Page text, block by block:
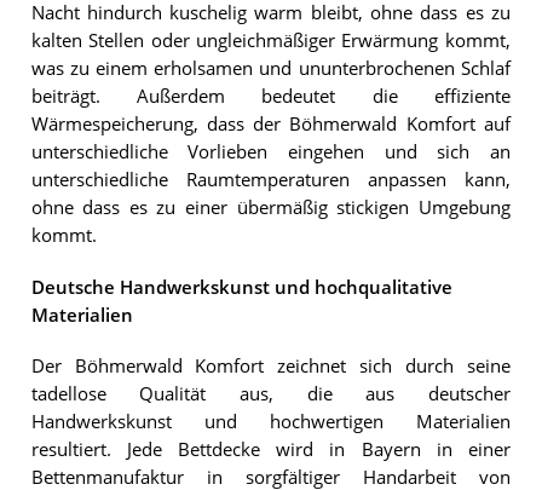
Nacht hindurch kuschelig warm bleibt, ohne dass es zu
kalten Stellen oder ungleichmäßiger Erwärmung kommt,
was zu einem erholsamen und ununterbrochenen Schlaf
beiträgt. Außerdem bedeutet die effiziente
Wärmespeicherung, dass der Böhmerwald Komfort auf
unterschiedliche Vorlieben eingehen und sich an
unterschiedliche Raumtemperaturen anpassen kann,
ohne dass es zu einer übermäßig stickigen Umgebung
kommt.
Deutsche Handwerkskunst und hochqualitative
Materialien
Der Böhmerwald Komfort zeichnet sich durch seine
tadellose Qualität aus, die aus deutscher
Handwerkskunst und hochwertigen Materialien
resultiert. Jede Bettdecke wird in Bayern in einer
Bettenmanufaktur in sorgfältiger Handarbeit von